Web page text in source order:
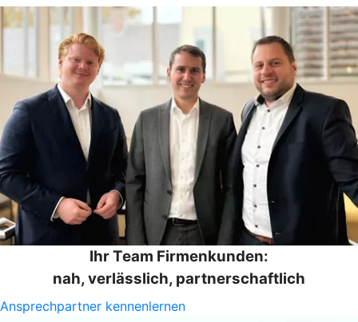
Ihr Team Firmenkunden:
nah, verlässlich, partnerschaftlich
Ansprechpartner kennenlernen